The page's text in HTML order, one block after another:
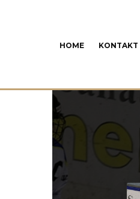
HOME KONTAKT